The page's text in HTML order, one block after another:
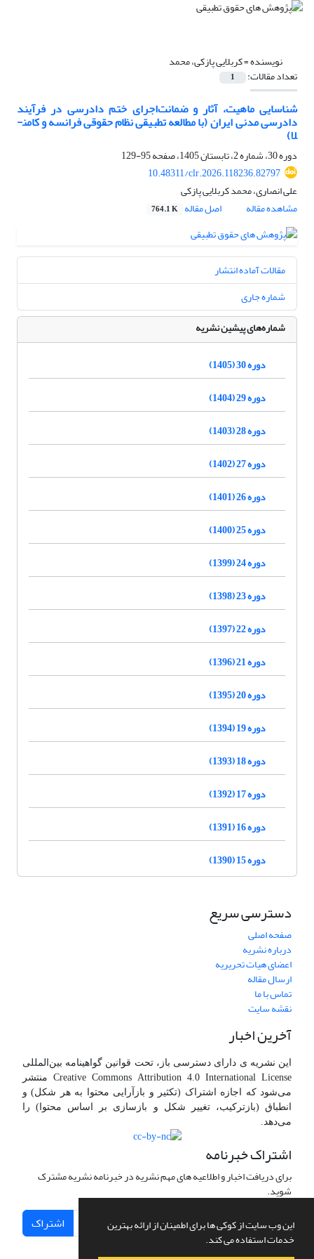
این وب سایت از کوکی ها برای اطمینان از ارائه بهترین
خدمات استفاده می کند.
نویسنده =کربلایی پازکی، محمد
تعداد مقالات: 1
شناسایی ماهیت، آثار و ضمانت‌اجرای ختم دادرسی در فرآیند
دادرسی مدنی ایران(با مطالعه تطبیقی نظام حقوقی فرانسه و کامن­
لا)
دوره 30، شماره 2، تابستان 1405، صفحه
95-129
10.48311/clr.2026.118236.82797
علی انصاری، محمد کربلایی پازکی
مشاهده مقاله
اصل مقاله 764.1 K
مقالات آماده انتشار
شماره جاری
شماره‌های پیشین نشریه
دوره 30 (1405)
دوره 29 (1404)
دوره 28 (1403)
دوره 27 (1402)
دوره 26 (1401)
دوره 25 (1400)
دوره 24 (1399)
دوره 23 (1398)
دوره 22 (1397)
دوره 21 (1396)
دوره 20 (1395)
دوره 19 (1394)
دوره 18 (1393)
دوره 17 (1392)
دوره 16 (1391)
دوره 15 (1390)
دسترسی سریع
صفحه اصلی
درباره نشریه
اعضای هیات تحریریه
ارسال مقاله
تماس با ما
نقشه سایت
آخرین اخبار
این نشریه ی دارای دسترسی باز، تحت قوانین گواهینامه بین‌المللی
Creative Commons Attribution 4.0 International License منتشر
می‌شود که اجازه اشتراک (تکثیر و بازآرایی محتوا به هر شکل) و
انطباق (بازترکیب، تغییر شکل و بازسازی بر اساس محتوا) را
می‌دهد.
اشتراک خبرنامه
برای دریافت اخبار و اطلاعیه های مهم نشریه در خبرنامه نشریه مشترک
شوید.
اشتراک